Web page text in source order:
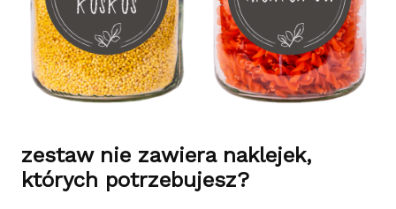
zestaw nie zawiera naklejek,
których potrzebujesz?